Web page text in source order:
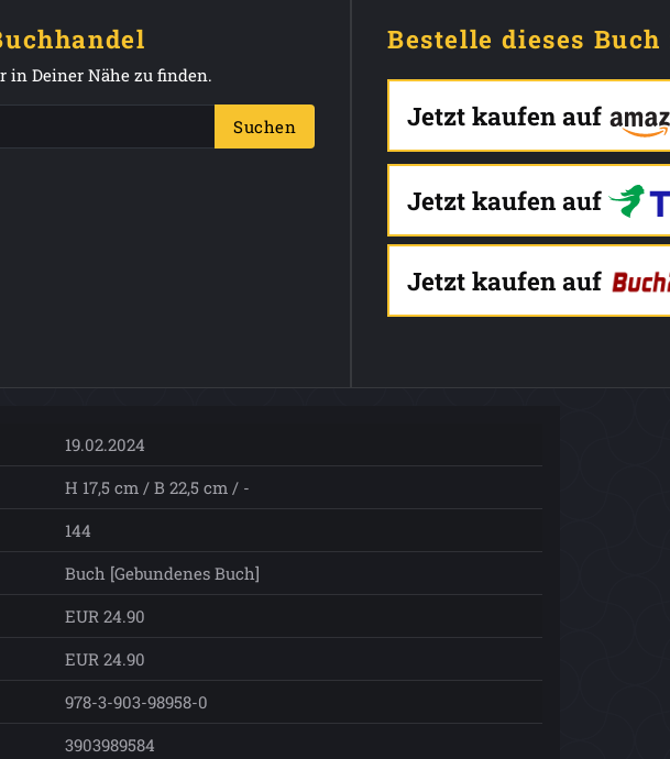
in Deiner Nähe zu finden.
Suchen
Bestelle dieses
Jetzt kaufen auf
Jetzt kaufen auf
Jetzt kaufen auf
19.02.2024
H 17,5 cm / B 22,5 cm / -
144
Buch [Gebundenes Buch]
EUR 24.90
EUR 24.90
978-3-903-98958-0
3903989584